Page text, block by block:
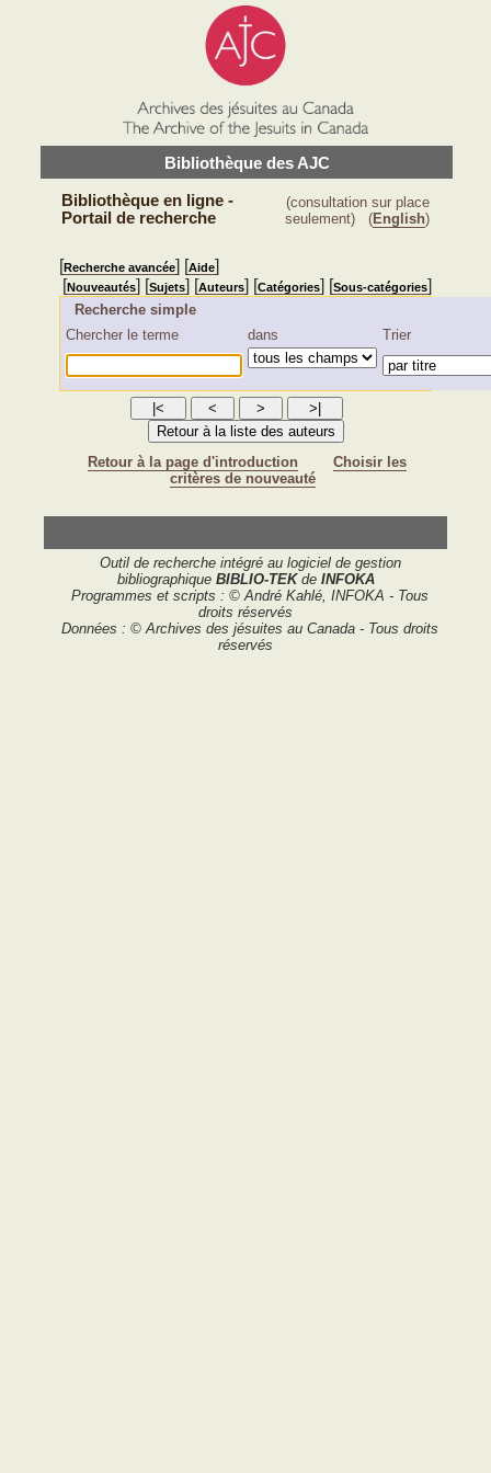
Bibliothèque des AJC
Bibliothèque en ligne -
Portail de recherche
(consultation sur place
seulement) (English)
[Recherche avancée] [Aide]
[Nouveautés] [Sujets] [Auteurs] [Catégories] [Sous-catégories]
Recherche simple
Chercher le terme
dans Trier
Retour à la page d'introduction
Choisir les
critères de nouveauté
Outil de recherche intégré au logiciel de gestion
bibliographique BIBLIO-TEKde INFOKA
Programmes et scripts : © André Kahlé, INFOKA - Tous
droits réservés
Données : © Archives des jésuites au Canada - Tous droits
réservés